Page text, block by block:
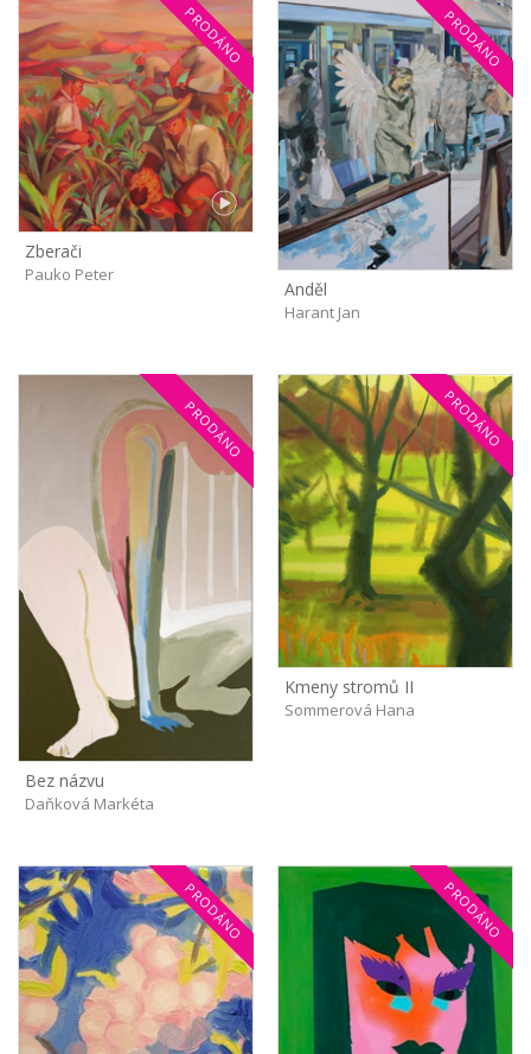
PRODÁNO
Zberači
Pauko Peter
PRODÁNO
Anděl
Harant Jan
PRODÁNO
Bez názvu
Daňková Markéta
PRODÁNO
Kmeny stromů II
Sommerová Hana
PRODÁNO PRODÁNO